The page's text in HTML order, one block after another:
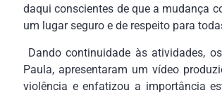
daqui conscientes de que a mudança
um lugar seguro e de respeito para
Dando continuidade às atividades,
Paula, apresentaram um vídeo
violência e enfatizou a importância